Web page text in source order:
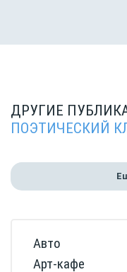
ДРУГИЕ
ПОЭТИЧЕСКИЙ
Авто
Арт-кафе